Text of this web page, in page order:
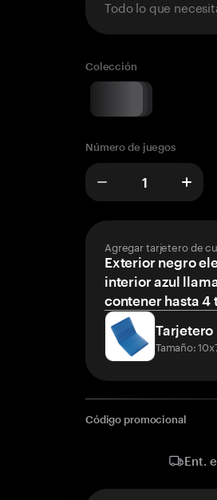
Todo lo que
Colección
Número de juegos
Agregar tarjetero de
Exterior negro
interior azul
contener hasta 4
Tarjetero
Tamaño:
Código promocional
Ent.